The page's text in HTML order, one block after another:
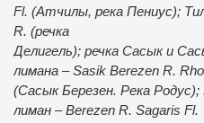
Fl. (Атчилы, река Пениус);
R. (речка
Делигель); речка Сасык и
лимана – Sasik Berezen R.
(Сасык Березен. Река Родус);
лиман – Berezen R. Sagaris Fl.